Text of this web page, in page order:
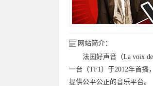
网站简介：
法国好声音（La voix
一台（TF1）于2012年首播
提供公平公正的音乐平台。